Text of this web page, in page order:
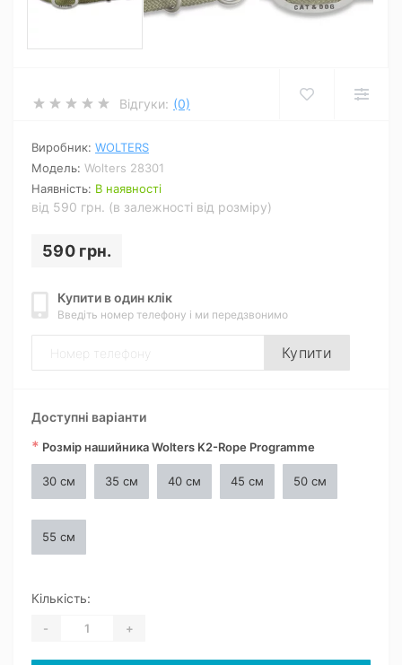
Відгуки: (0)
Виробник: WOLTERS
Модель: Wolters 28301
Наявність: В наявності
від 590 грн. (в залежності від розміру)
590 грн.
Купити в один клік
Введіть номер телефону і ми передзвонимо
Купити
Доступні варіанти
* Розмір нашийника Wolters K2-Rope Programme
30 см 35 см 40 см 45 см 50 см
55 см
Кількість:
- +